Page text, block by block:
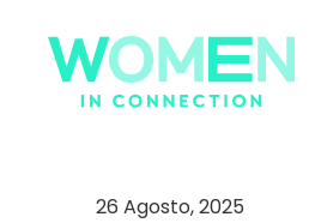
26 Agosto, 2025